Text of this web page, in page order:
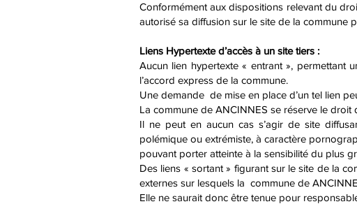
Conformément aux dispositions relevant du
autorisé sa diffusion sur le site de la commune
Liens Hypertexte d’accès à un site tiers :
Aucun lien hypertexte « entrant », permettant
l’accord express de la commune.
Une demande de mise en place d’un tel lien
La commune de ANCINNES se réserve le
Il ne peut en aucun cas s’agir de site
polémique ou extrémiste, à caractère
pouvant porter atteinte à la sensibilité du plus
Des liens « sortant » figurant sur le site de la
externes sur lesquels la commune de
Elle ne saurait donc être tenue pour